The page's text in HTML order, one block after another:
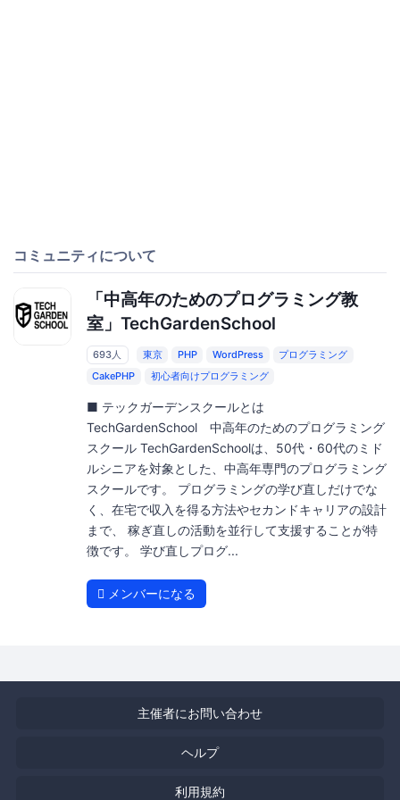
コミュニティについて
「中高年のためのプログラミング教
室」TechGardenSchool
693人 東京 PHP WordPress
プログラミング
CakePHP
初心者向けプログラミング
■ テックガーデンスクールとは
TechGardenSchool 中高年のためのプログラミング
スクール TechGardenSchoolは、50代・60代のミド
ルシニアを対象とした、中高年専門のプログラミング
スクールです。 プログラミングの学び直しだけでな
く、在宅で収入を得る方法やセカンドキャリアの設計
まで、 稼ぎ直しの活動を並行して支援することが特
徴です。 学び直しプログ...
メンバーになる
主催者にお問い合わせ
ヘルプ
利用規約